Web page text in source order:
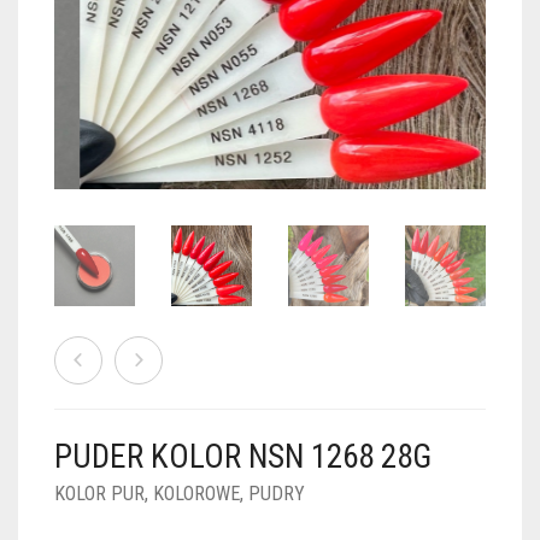
PUDRY BROKATOWE
PUDRY Z DROBINKAMI
PUDRY KOLOR PUR
PUDRY BUDUJĄCE
PUDRY DO FRENCH
PUDRY GALAXY
PUDRY SPARKLE
PUDRY TERMICZNE
PUDRY ŚWIECĄCE
FOIL DIP
PUDER KOLOR NSN 1268 28G
KOLOR PUR, KOLOROWE, PUDRY